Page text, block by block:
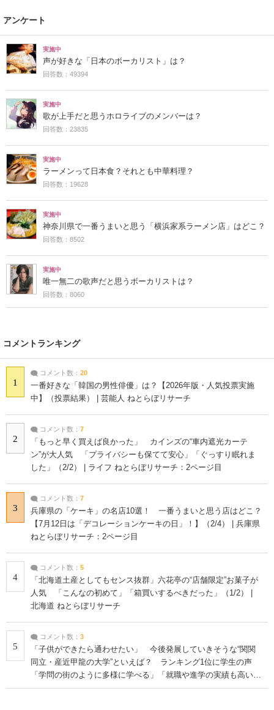
アンケート
実施中
声が好きな「日本のボーカリスト」は？
回答数：49394
実施中
歌が上手だと思うホロライブのメンバーは？
回答数：23835
実施中
ラーメンって日本食？それとも中華料理？
回答数：19628
実施中
神奈川県で一番うまいと思う「横浜家系ラーメン店」はどこ？
回答数：8502
実施中
唯一無二の歌声だと思うボーカリストは？
回答数：8060
コメントランキング
1
コメント数： 20
一番好きな「韓国の男性俳優」は？【2026年版・人気投票実施
中】（投票結果） | 芸能人 ねとらぼリサーチ
2
コメント数： 7
「もっと早く買えば良かった」 カインズの“車内遮光カーテ
ン”が大人気 「プライバシーも保てて安心」「ぐっすり眠れま
した」（2/2） | ライフ ねとらぼリサーチ：2ページ目
3
コメント数： 7
兵庫県の「ケーキ」の名店10選！ 一番うまいと思う店はどこ？
【7月12日は「デコレーションケーキの日」！】（2/4） | 兵庫県
ねとらぼリサーチ：2ページ目
4
コメント数： 5
「北海道土産としてもセンス抜群」六花亭の“店舗限定”お菓子が
人気 「こんなの初めて」「箱買いするべきだった」（1/2） |
北海道 ねとらぼリサーチ
5
コメント数： 3
「子供ができたら通わせたい」 今後発展していきそうな“関関
同立・産近甲龍の大学”といえば？ ランキング1位に学生の声
「学問の街のように多様に学べる」「就職や進学の実績も高い」
| 大学 ねとらぼリサーチ